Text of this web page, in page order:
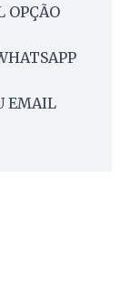
OPÇÃO
EMAIL